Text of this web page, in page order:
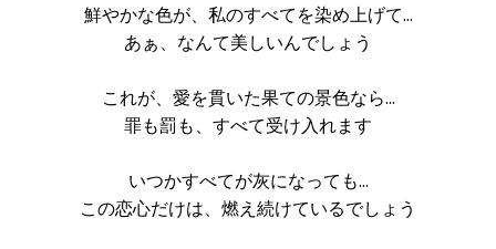
鮮やかな色が、私のすべてを染め上げて…
あぁ、なんて美しいんでしょう
これが、愛を貫いた果ての景色なら…
罪も罰も、すべて受け入れます
いつかすべてが灰になっても…
この恋心だけは、燃え続けているでしょう